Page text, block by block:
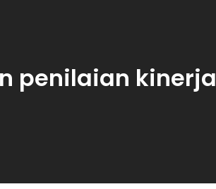
penilaian kinerja